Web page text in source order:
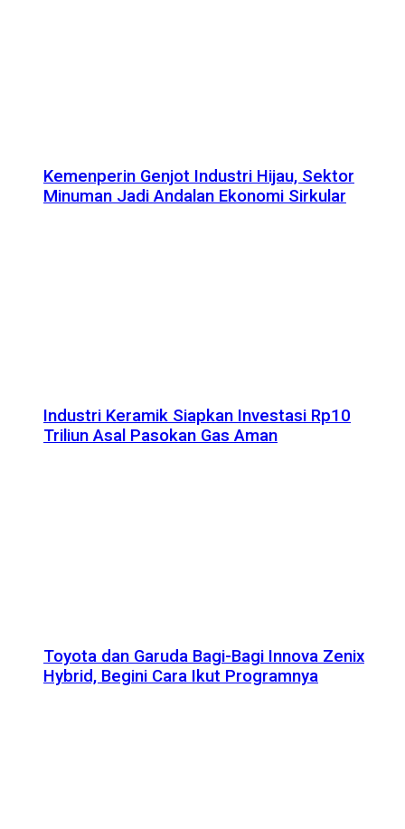
Kemenperin Genjot Industri Hijau, Sektor
Minuman Jadi Andalan Ekonomi Sirkular
Industri Keramik Siapkan Investasi Rp10
Triliun Asal Pasokan Gas Aman
Toyota dan Garuda Bagi-Bagi Innova Zenix
Hybrid, Begini Cara Ikut Programnya